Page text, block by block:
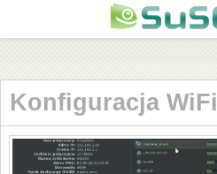
Konfiguracja WiFi